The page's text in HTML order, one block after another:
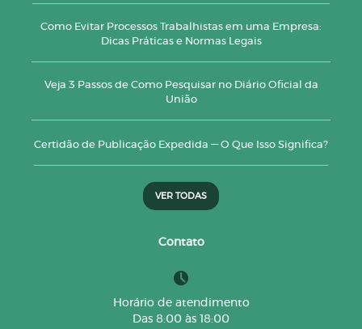
Como Evitar Processos Trabalhistas em uma Empresa:
Dicas Práticas e Normas Legais
Veja 3 Passos de Como Pesquisar no Diário Oficial da
União
Certidão de Publicação Expedida — O Que Isso Significa?
VER TODAS
Contato
Horário de atendimento
Das 8:00 às 18:00